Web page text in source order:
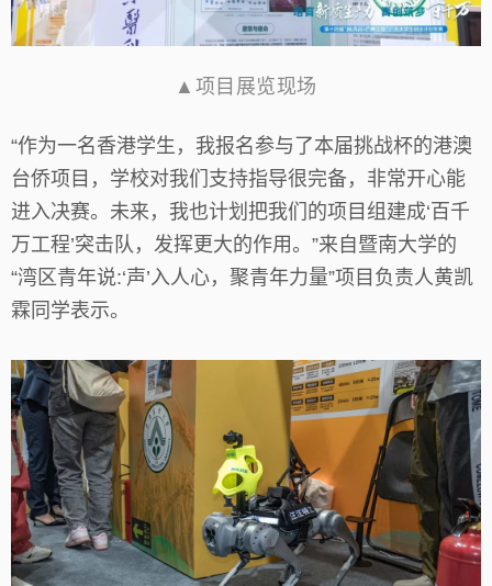
▲项目展览现场
“作为一名香港学生，我报名参与了本届挑战杯的港澳
台侨项目，学校对我们支持指导很完备，非常开心能
进入决赛。未来，我也计划把我们的项目组建成‘百千
万工程’突击队，发挥更大的作用。”来自暨南大学的
“湾区青年说:‘声’入人心，聚青年力量”项目负责人黄凯
霖同学表示。